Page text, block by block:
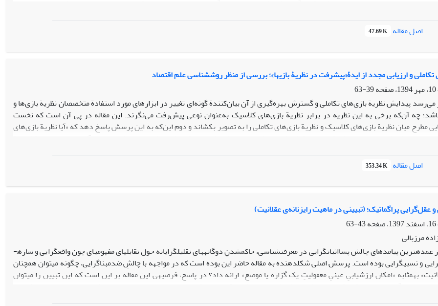
علمی‌مان پدیده‌ها را در زیستـ بافتِ روزمره‌ مان معنادارمی‌کنیم؛اما به ‌تدریج با محوِ این موقعیت‌های تاریخی و زیستی پدیده‌ها را به
بافتِ معنا بخش‌شان درمی‌آوریم و آن‌ها را به‌ ‌مثابة چیزهایی نظری درنظرمی‌گیریم. به ‌نظر هیدگر رویکرد نظری،که غالب‌ترین رویکرد در علم
پیشاـ نظری و اصیل نشئت گرفته است. در پایان با ارائة تفسیری شماتیک نشان می‌دهیم مراحل تبدیل‌شدن امر موقعیتمند به ابژة
اصل مقاله 47.69 K
تکاملی و ارزیابی مجدد از ایدۀ«پیشرفت در نظریۀ بازی‏ها»؛ بررسی از منظر روش‏شناسی علم اقتصاد
39-63
می‌رسد پیدایش نظریة بازی‌های تکاملی و گسترش بهره‌گیری از آن بیان‌کنندة گونه‌ای تغییر در ابزارهای مورد استفادة متخصصان نظریة بازی‌ها و
چه آن‌که برخی به این نظریه در برابر نظریة بازی‌های کلاسیک به‌عنوان نوعی پیش‌رفت می‌نگرند. این مقاله در پی آن است که نخست
مطرح میان نظریة بازی‌های کلاسیک و نظریة بازی‌های تکاملی را به تصویر بکشاند و دوم این‌که به این پرسش پاسخ دهد که «آیا نظریة بازی‌های
نوعی پیش‌رفت در برابر با نظریة بازی‌های کلاسیک تلقی کرد؟» این پژوهش بر پایة رویکرد نظری و با تمرکز بر برخی آثار موجود در حوزة فلسفة
علمِ اقتصاد، تاریخ نظریة بازی‌ها و فلسفة علم صورت گرفته است. نتیجة مقاله قابل‌ تفکیک به دو ایدة به هم مرتبط است؛ نخست
بازی‌های تکاملی و تداوم بهره‌گیری از آن در پژوهش‌های اقتصادی، در چهارچوب رویکردهای خوش‌تعریف فلسفة علم قابل ‌تحلیل نیست؛
می‌آید تبیین‌های فایرابند و مک‌لاسکی در این موضوع از «روایی» بهتری برخوردار باشد.
اصل مقاله 353.34 K
عقل‌گرایی پراگماتیک؛ (تبیینی در ماهیت رایزنانه‌ی عقلانیت)
43-63
مرزبالی
عمده­ترین پیامدهای چالش پسااثبات­گرایی در معرفت­شناسی، حاکم­شدنِ دوگانه­های تقلیل­گرایانه حول تقابل­های مفهومی­ای چون واقع­گرایی و سازه­
و نسبی­گرایی بوده است. پرسش اصلی شکل­دهنده به مقاله حاضر این بوده است که در مواجهه با چالشِ ضدمبناگرایی، چگونه می­توان همچنان
به­مثابه «امکان ارزشیابیِ عینیِ معقولیتِ یک گزاره یا موضع» ارائه داد؟ در پاسخ، فرضیه­ی این مقاله بر این است که این تبیین را می­توان
خاصی از پراگماتیسم ارائه کرد که بر دریافتی عرفی (عقل­سلیمی) از واقعیت و درکی عملی از امر معقول پایه­ریزی می­شود. محور این تبیین، تاکید بر
عقلانیِ ارزیابیِ گزاره­های علمی یا مواضع هنجاری» است که اصل صدق/ اعتبار را می­توان بر آن استوار کرد: «رایزنانه بودن» یا گشودگی به